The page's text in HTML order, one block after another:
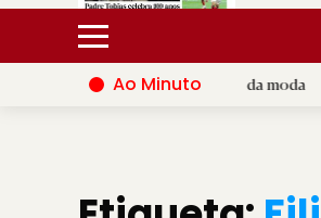
Ao Minuto
do mundo da moda D.